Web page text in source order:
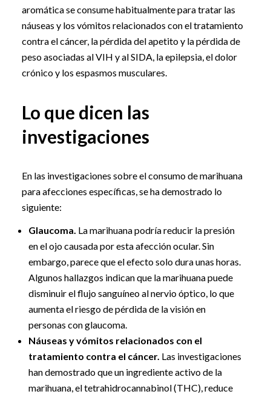
aromática se consume habitualmente para tratar las
náuseas y los vómitos relacionados con el tratamiento
contra el cáncer, la pérdida del apetito y la pérdida de
peso asociadas al VIH y al SIDA, la epilepsia, el dolor
crónico y los espasmos musculares.
Lo que dicen las
investigaciones
En las investigaciones sobre el consumo de marihuana
para afecciones específicas, se ha demostrado lo
siguiente:
Glaucoma. La marihuana podría reducir la presión
en el ojo causada por esta afección ocular. Sin
embargo, parece que el efecto solo dura unas horas.
Algunos hallazgos indican que la marihuana puede
disminuir el flujo sanguíneo al nervio óptico, lo que
aumenta el riesgo de pérdida de la visión en
personas con glaucoma.
Náuseas y vómitos relacionados con el
tratamiento contra el cáncer. Las investigaciones
han demostrado que un ingrediente activo de la
marihuana, el tetrahidrocannabinol (THC), reduce